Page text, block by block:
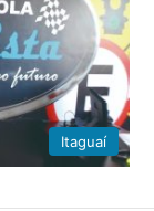
Itaguaí